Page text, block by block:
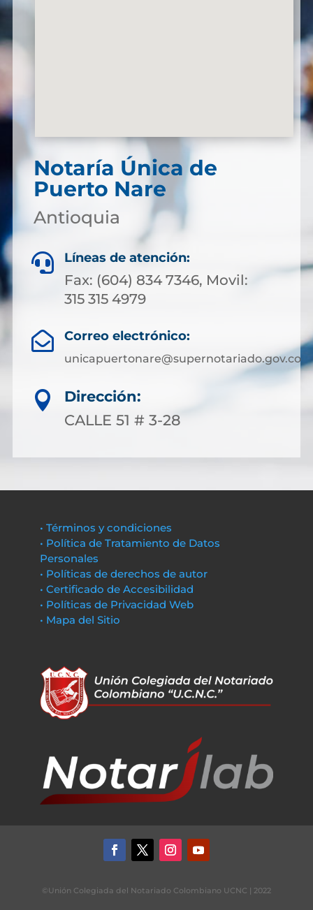
Notaría Única de
Puerto Nare
Antioquia
 Líneas de atención:
Fax: (604) 834 7346, Movil:
315 315 4979
 Correo electrónico:
unicapuertonare@supernotariado.gov.co

Dirección:
CALLE 51 # 3-28
• Términos y condiciones
• Política de Tratamiento de Datos
Personales
• Políticas de derechos de autor
• Certificado de Accesibilidad
• Políticas de Privacidad Web
• Mapa del Sitio
©Unión Colegiada del Notariado Colombiano UCNC | 2022